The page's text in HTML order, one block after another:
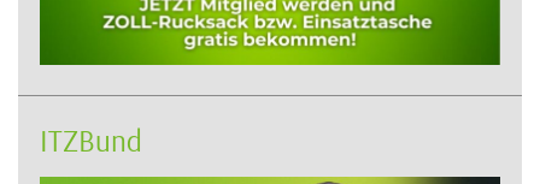
ITZBund